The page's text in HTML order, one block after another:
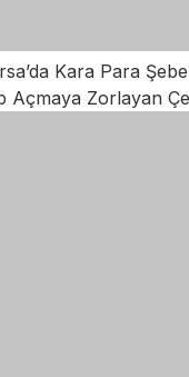
Kara Para
Açmaya Zorlayan